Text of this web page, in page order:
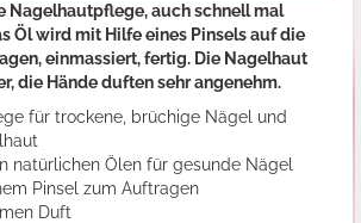
Nagelhautpflege, auch schnell mal
Öl wird mit Hilfe eines Pinsels auf die
einmassiert, fertig. Die Nagelhaut
die Hände duften sehr angenehm.
für trockene, brüchige Nägel und
natürlichen Ölen für gesunde Nägel
Pinsel zum Auftragen
Duft